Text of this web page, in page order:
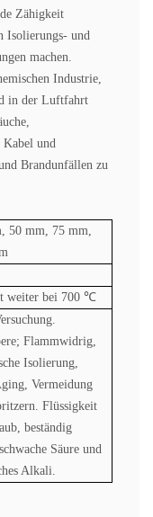
Zähigkeit
Isolierungs- und
machen.
Industrie,
in der Luftfahrt
und
Brandunfällen zu
50 mm, 75 mm,
weiter bei 700 ℃
Flammwidrig,
Isolierung,
Vermeidung
Flüssigkeit
beständig
Säure und
Alkali.